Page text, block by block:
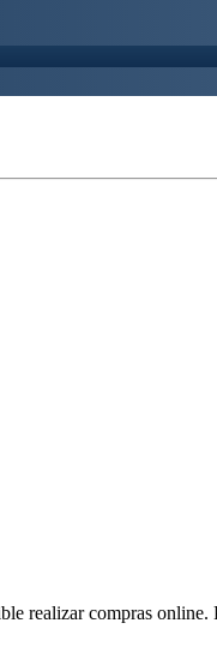
realizar compras online.